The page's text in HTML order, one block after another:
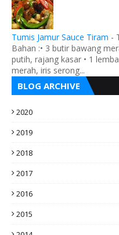
Tumis Jamur Sauce Tiram -
Bahan :• 3 butir bawang
putih, rajang kasar • 1
merah, iris serong...
BLOG ARCHIVE
2020
2019
2018
2017
2016
2015